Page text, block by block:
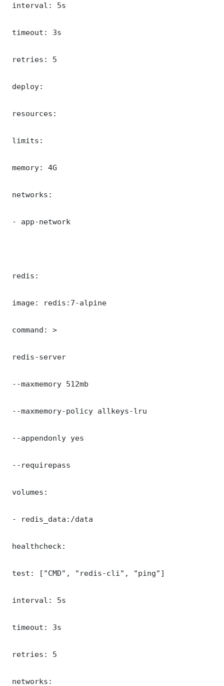
interval: 5s
timeout: 3s
retries: 5
deploy:
resources:
limits:
memory: 4G
networks:
- app-network
redis:
image: redis:7-alpine
command: >
redis-server
--maxmemory 512mb
--maxmemory-policy allkeys-lru
--appendonly yes
--requirepass
volumes:
- redis_data:/data
healthcheck:
test: ["CMD", "redis-cli", "ping"]
interval: 5s
timeout: 3s
retries: 5
networks: